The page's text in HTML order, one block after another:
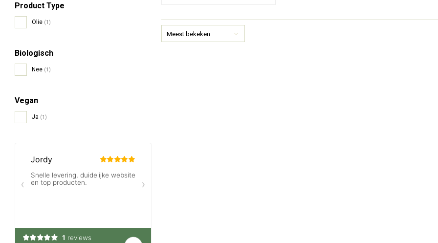
Product Type
Olie (1)
Biologisch
Nee (1)
Vegan
Ja (1)
hoofdhuid en bevordert sterker
Meest bekeken